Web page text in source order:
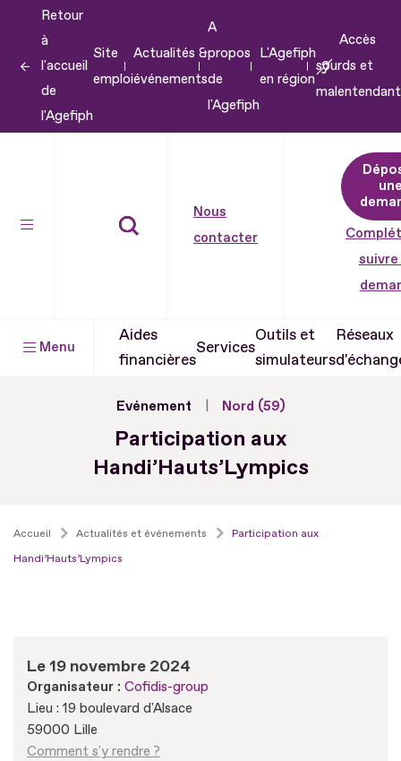
contenu
Retour
à
l'accueil
de
l'Agefiph
Site
emploi
Actualités &
événements
A
propos
de
l'Agefiph
L'Agefiph
en région
Accès
sourds et
Nous
contacter
suivre
Menu
Aides
financières
Services
Outils et
simulateurs
Réseaux
Evénement Nord (59)
Participation aux
Handi’Hauts’Lympics
Accueil Actualités et événements
Participation aux
Handi’Hauts’Lympics
Le 19 novembre 2024
Organisateur : Cofidis-group
Lieu : 19 boulevard d'Alsace
59000 Lille
Comment s'y rendre ?